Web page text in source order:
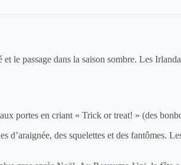
le passage dans la saison sombre. Les
portes en criant « Trick or treat! » (des
d’araignée, des squelettes et des fantômes.